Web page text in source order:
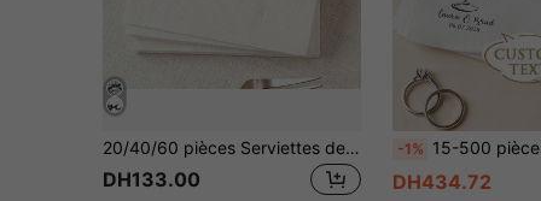
20/40/60 pièces Serviettes de cocktail en papier avec nœud noir, serviettes jetables 2 plis avec imprimé de nœud minimaliste manuscrit, fond blanc avec nœud de ruban simple et décoration de texte cursif, convient pour enterrement de vie de jeune fille, douche nuptiale, vaisselle de fête de mariage, 13*13 pouces
DH133.00
-1% 15-500 pièces Serviettes de cocktail personnalisées, serviettes de mariage personnalisées 3 couches, parfaites pour les mariages, les anniversaires, les
DH434.72